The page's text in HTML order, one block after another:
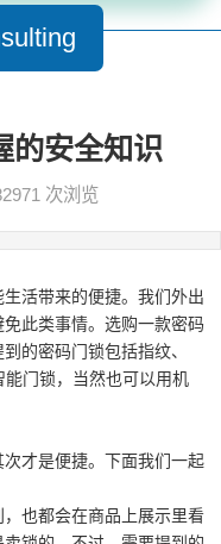
的安全知识
次浏览
活带来的便捷。我们外出
此类事情。选购一款密码
的密码门锁包括指纹、
门锁，当然也可以用机
才是便捷。下面我们一起
也都会在商品上展示里看